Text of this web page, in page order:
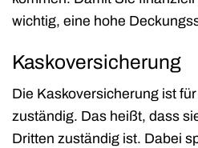
wichtig, eine hohe
Kaskoversicherung
Die Kaskoversicherung ist
zuständig. Das heißt, dass
Dritten zuständig ist. Dabei